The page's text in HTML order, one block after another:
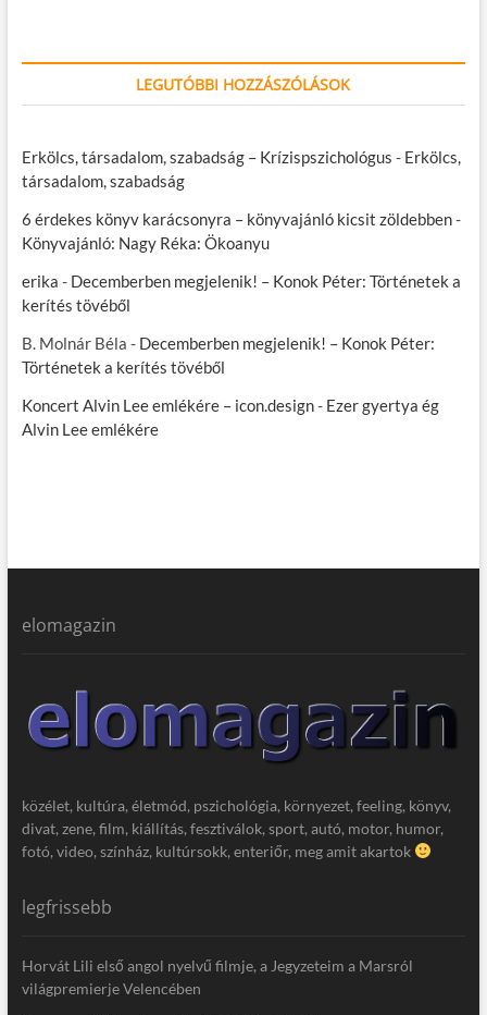
LEGUTÓBBI HOZZÁSZÓLÁSOK
Erkölcs, társadalom, szabadság – Krízispszichológus - Erkölcs,
társadalom, szabadság
6 érdekes könyv karácsonyra – könyvajánló kicsit zöldebben-
Könyvajánló: Nagy Réka: Ökoanyu
erika - Decemberben megjelenik! – Konok Péter: Történetek a
kerítés tövéből
B. Molnár Béla - Decemberben megjelenik! – Konok Péter:
Történetek a kerítés tövéből
Koncert Alvin Lee emlékére – icon.design- Ezer gyertya ég
Alvin Lee emlékére
elomagazin
közélet, kultúra, életmód, pszichológia, környezet, feeling, könyv,
divat, zene, film, kiállítás, fesztiválok, sport, autó, motor, humor,
fotó, video, színház, kultúrsokk, enteriőr, meg amit akartok
legfrissebb
Horvát Lili első angol nyelvű filmje, a Jegyzeteim a Marsról
világpremierje Velencében